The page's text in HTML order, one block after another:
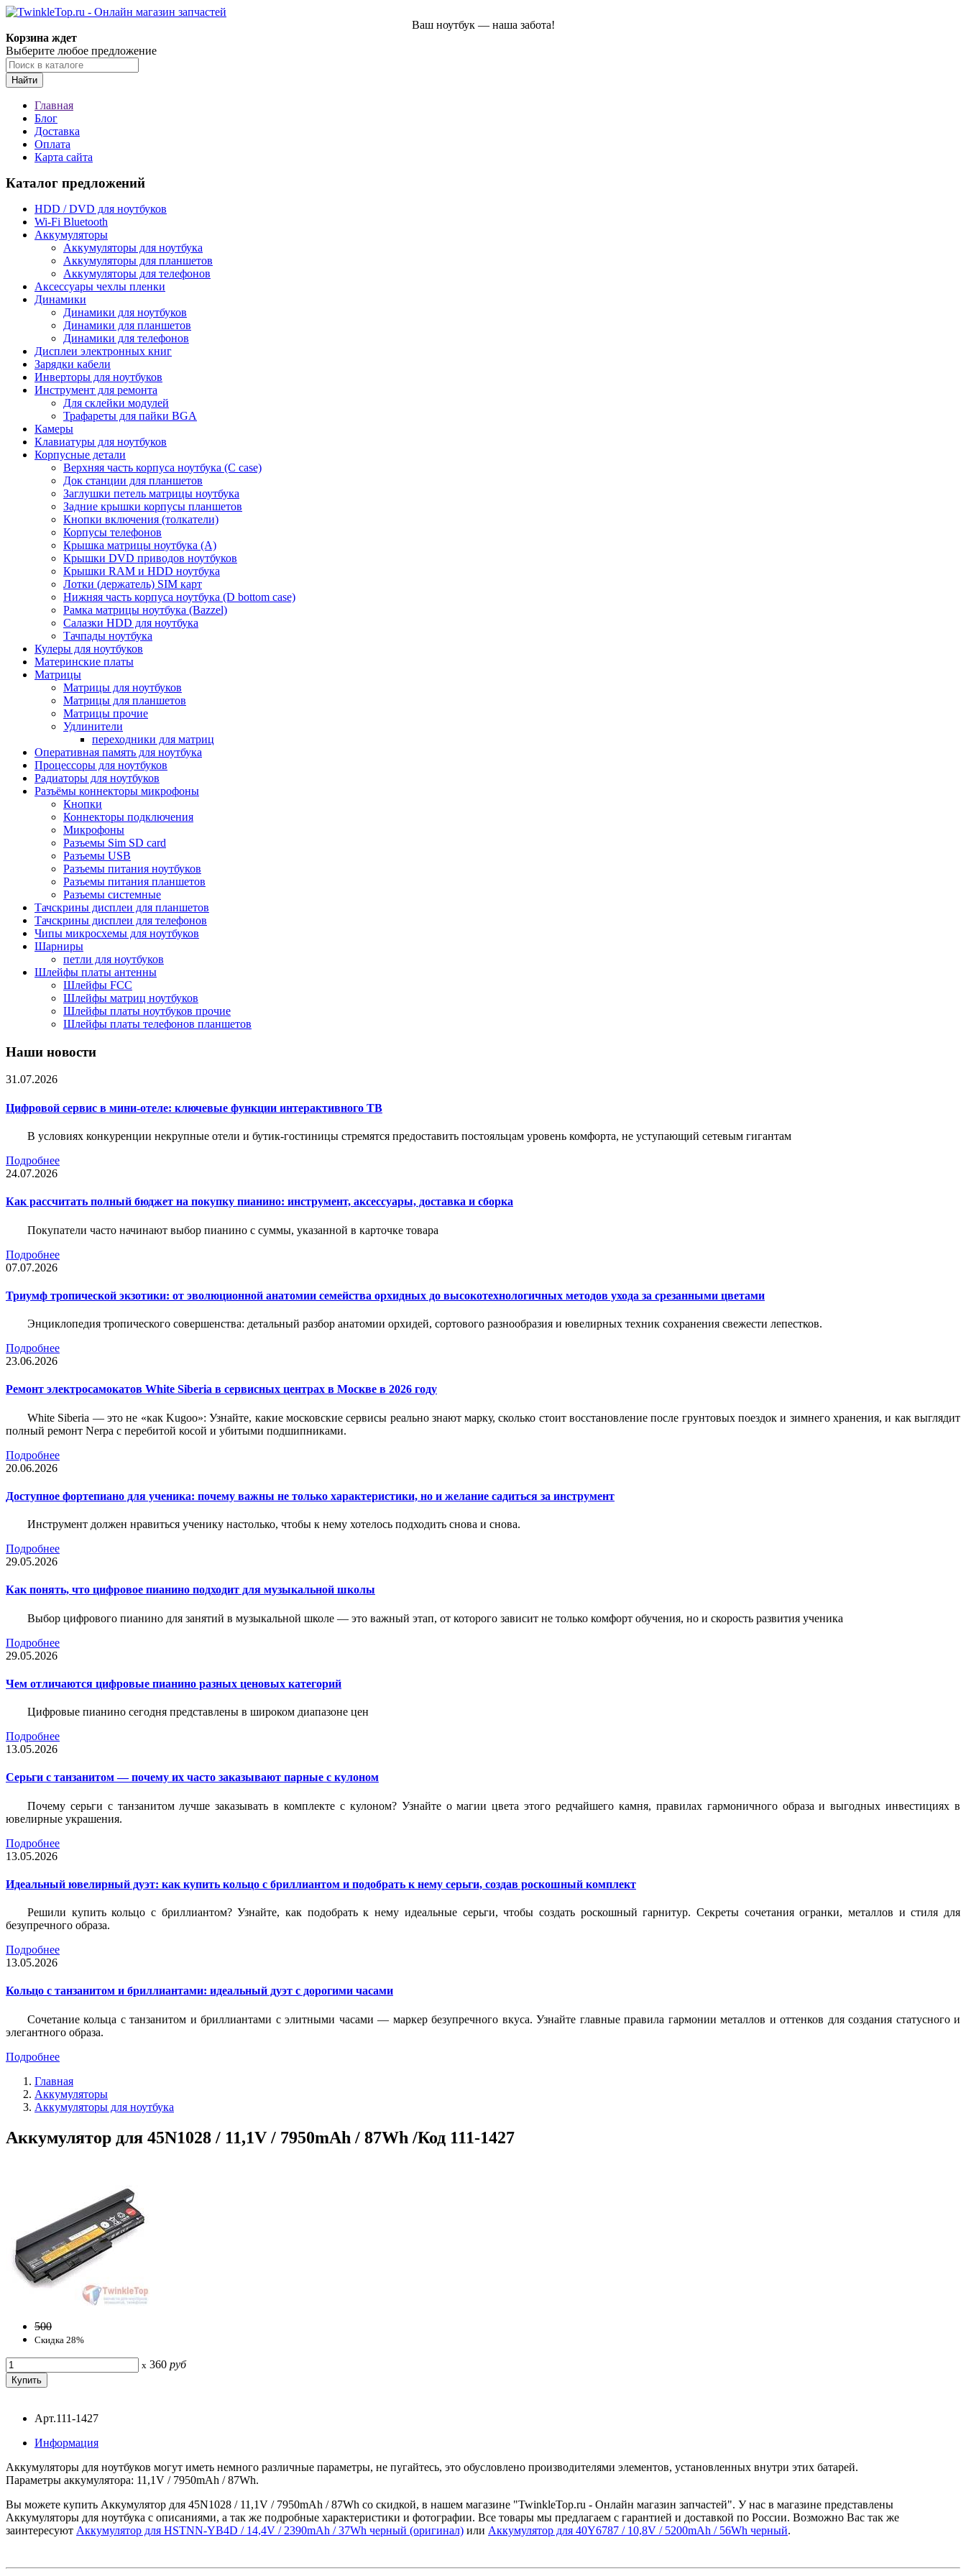
Ваш ноутбук — наша забота!
Корзина ждет
Выберите любое предложение
Найти
Главная
Блог
Доставка
Оплата
Карта сайта
Каталог предложений
HDD / DVD для ноутбуков
Wi-Fi Bluetooth
Аккумуляторы
Аккумуляторы для ноутбука
Аккумуляторы для планшетов
Аккумуляторы для телефонов
Аксессуары чехлы пленки
Динамики
Динамики для ноутбуков
Динамики для планшетов
Динамики для телефонов
Дисплеи электронных книг
Зарядки кабели
Инверторы для ноутбуков
Инструмент для ремонта
Для склейки модулей
Трафареты для пайки BGA
Камеры
Клавиатуры для ноутбуков
Корпусные детали
Верхняя часть корпуса ноутбука (С case)
Док станции для планшетов
Заглушки петель матрицы ноутбука
Задние крышки корпусы планшетов
Кнопки включения (толкатели)
Корпусы телефонов
Крышка матрицы ноутбука (A)
Крышки DVD приводов ноутбуков
Крышки RAM и HDD ноутбука
Лотки (держатель) SIM карт
Нижняя часть корпуса ноутбука (D bottom case)
Рамка матрицы ноутбука (Bazzel)
Салазки HDD для ноутбука
Тачпады ноутбука
Кулеры для ноутбуков
Материнские платы
Матрицы
Матрицы для ноутбуков
Матрицы для планшетов
Матрицы прочие
Удлинители
переходники для матриц
Оперативная память для ноутбука
Процессоры для ноутбуков
Радиаторы для ноутбуков
Разъёмы коннекторы микрофоны
Кнопки
Коннекторы подключения
Микрофоны
Разъемы Sim SD card
Разъемы USB
Разъемы питания ноутбуков
Разъемы питания планшетов
Разъемы системные
Тачскрины дисплеи для планшетов
Тачскрины дисплеи для телефонов
Чипы микросхемы для ноутбуков
Шарниры
петли для ноутбуков
Шлейфы платы антенны
Шлейфы FCC
Шлейфы матриц ноутбуков
Шлейфы платы ноутбуков прочие
Шлейфы платы телефонов планшетов
Наши новости
31.07.2026
Цифровой сервис в мини-отеле: ключевые функции интерактивного ТВ
В условиях конкуренции некрупные отели и бутик-гостиницы стремятся предоставить постояльцам уровень комфорта, не уступающий сетевым гигантам
Подробнее
24.07.2026
Как рассчитать полный бюджет на покупку пианино: инструмент, аксессуары, доставка и сборка
Покупатели часто начинают выбор пианино с суммы, указанной в карточке товара
Подробнее
07.07.2026
Триумф тропической экзотики: от эволюционной анатомии семейства орхидных до высокотехнологичных методов ухода за срезанными цветами
Энциклопедия тропического совершенства: детальный разбор анатомии орхидей, сортового разнообразия и ювелирных техник сохранения свежести лепестков.
Подробнее
23.06.2026
Ремонт электросамокатов White Siberia в сервисных центрах в Москве в 2026 году
White Siberia — это не «как Kugoo»: Узнайте, какие московские сервисы реально знают марку, сколько стоит восстановление после грунтовых поездок и зимнего хранения, и как выглядит
полный ремонт Nerpa с перебитой косой и убитыми подшипниками.
Подробнее
20.06.2026
Доступное фортепиано для ученика: почему важны не только характеристики, но и желание садиться за инструмент
Инструмент должен нравиться ученику настолько, чтобы к нему хотелось подходить снова и снова.
Подробнее
29.05.2026
Как понять, что цифровое пианино подходит для музыкальной школы
Выбор цифрового пианино для занятий в музыкальной школе — это важный этап, от которого зависит не только комфорт обучения, но и скорость развития ученика
Подробнее
29.05.2026
Чем отличаются цифровые пианино разных ценовых категорий
Цифровые пианино сегодня представлены в широком диапазоне цен
Подробнее
13.05.2026
Серьги с танзанитом — почему их часто заказывают парные с кулоном
Почему серьги с танзанитом лучше заказывать в комплекте с кулоном? Узнайте о магии цвета этого редчайшего камня, правилах гармоничного образа и выгодных инвестициях в
ювелирные украшения.
Подробнее
13.05.2026
Идеальный ювелирный дуэт: как купить кольцо с бриллиантом и подобрать к нему серьги, создав роскошный комплект
Решили купить кольцо с бриллиантом? Узнайте, как подобрать к нему идеальные серьги, чтобы создать роскошный гарнитур. Секреты сочетания огранки, металлов и стиля для
безупречного образа.
Подробнее
13.05.2026
Кольцо с танзанитом и бриллиантами: идеальный дуэт с дорогими часами
Сочетание кольца с танзанитом и бриллиантами с элитными часами — маркер безупречного вкуса. Узнайте главные правила гармонии металлов и оттенков для создания статусного и
элегантного образа.
Подробнее
Главная
Аккумуляторы
Аккумуляторы для ноутбука
Аккумулятор для 45N1028 / 11,1V / 7950mAh / 87Wh /Код 111-1427
500
Скидка 28%
x 360 руб
Арт.111-1427
Информация
Аккумуляторы для ноутбуков могут иметь немного различные параметры, не пугайтесь, это обусловлено производителями элементов, установленных внутри этих батарей.
Параметры аккумулятора: 11,1V / 7950mAh / 87Wh.
Вы можете купить Аккумулятор для 45N1028 / 11,1V / 7950mAh / 87Wh со скидкой, в нашем магазине "TwinkleTop.ru - Онлайн магазин запчастей". У нас в магазине представлены
Аккумуляторы для ноутбука с описаниями, а так же подробные характеристики и фотографии. Все товары мы предлагаем с гарантией и доставкой по России. Возможно Вас так же
заинтересуют Аккумулятор для HSTNN-YB4D / 14,4V / 2390mAh / 37Wh черный (оригинал) или Аккумулятор для 40Y6787 / 10,8V / 5200mAh / 56Wh черный.